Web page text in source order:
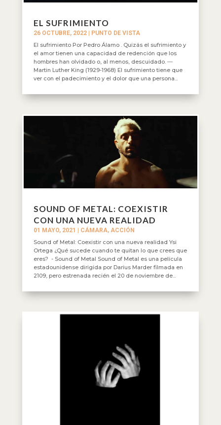
EL SUFRIMIENTO
26 OCTUBRE, 2022|
PUNTO DE VISTA
El sufrimiento Por Pedro Álamo . Quizás el sufrimiento y
el amor tienen una capacidad de redención que los
hombres han olvidado o, al menos, descuidado. ―
Martin Luther King (1929-1968) El sufrimiento tiene que
ver con el padecimiento y el dolor que una persona...
SOUND OF METAL: COEXISTIR
CON UNA NUEVA REALIDAD
01 MAYO, 2021 | CÁMARA, ACCIÓN
Sound of Metal: Coexistir con una nueva realidad Ysi
Ortega ¿Qué sucede cuando te quitan lo que crees que
eres? - Sound of Metal Sound of Metal es una película
estadounidense dirigida por Darius Marder filmada en
2109, pero estrenada recién el 20 de noviembre de...